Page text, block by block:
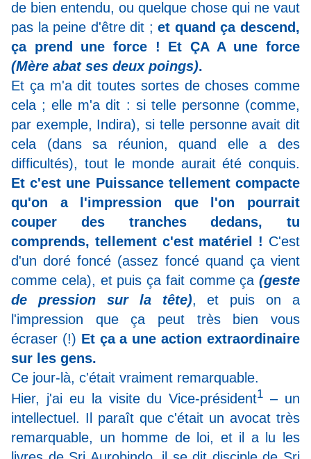
de bien entendu, ou quelque chose qui ne vaut
pas la peine d'être dit ;et quand ça descend,
ça prend une force ! Et ÇA A une force
(Mère abat ses deux poings).
Et ça m'a dit toutes sortes de choses comme
cela ; elle m'a dit : si telle personne (comme,
par exemple, Indira), si telle personne avait dit
cela (dans sa réunion, quand elle a des
difficultés), tout le monde aurait été conquis.
Et c'est une Puissance tellement compacte
qu'on a l'impression que l'on pourrait
couper des tranches dedans, tu
comprends, tellement c'est matériel ! C'est
d'un doré foncé (assez foncé quand ça vient
comme cela), et puis ça fait comme ça (geste
de pression sur la tête), et puis on a
l'impression que ça peut très bien vous
écraser (!) Et ça a une action extraordinaire
sur les gens.
Ce jour-là, c'était vraiment remarquable.
Hier, j'ai eu la visite duVice-président1 – un
intellectuel. Il paraît que c'était un avocat très
remarquable, un homme de loi, et il a lu les